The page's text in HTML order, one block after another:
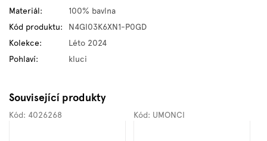
Materiál:
100% bavlna
Kód produktu:
N4GI03K6XN1-P0GD
Kolekce:
Léto 2024
Pohlaví: kluci
Související produkty
Kód: 4026268 Kód: UMONCI